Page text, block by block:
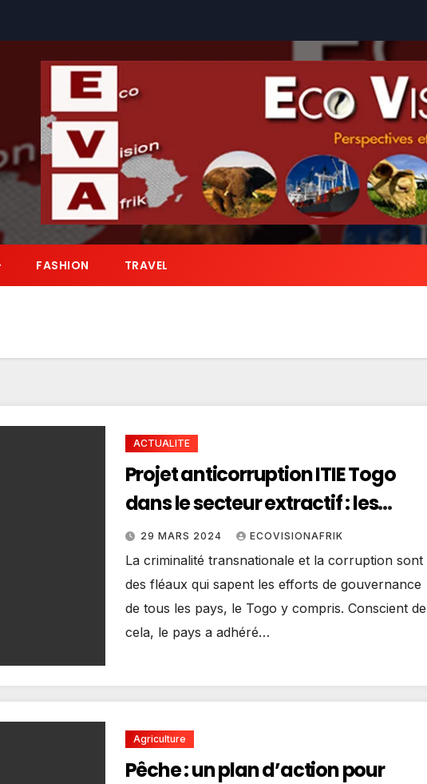
FASHION TRAVEL
ACTUALITE
Projet anticorruption ITIE Togo
dans le secteur extractif : les
solutions dévoilées par CENTIF
Togo conformément à l’exigence
2.5 de la norme ITIE
29 MARS 2024 ECOVISIONAFRIK
La criminalité transnationale et la corruption sont
des fléaux qui sapent les efforts de gouvernance
de tous les pays, le Togo y compris. Conscient de
cela, le pays a adhéré…
Agriculture
Pêche : un plan d’action pour